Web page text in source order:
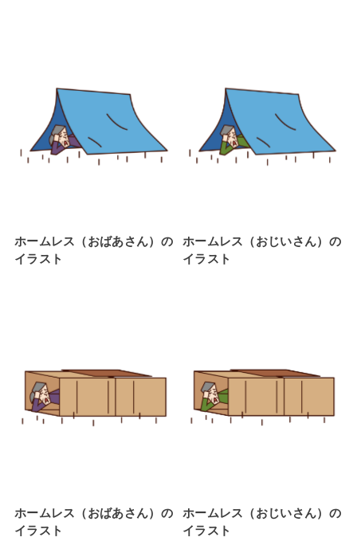
ホームレス（おばあさん）の
イラスト
ホームレス（おじいさん）の
イラスト
ホームレス（おばあさん）の
イラスト
ホームレス（おじいさん）の
イラスト